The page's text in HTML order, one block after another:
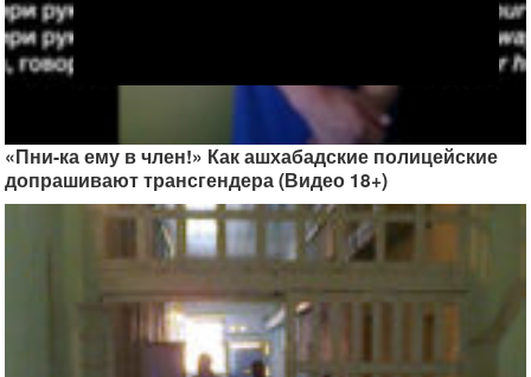
«Пни-ка ему в член!» Как ашхабадские полицейские
допрашивают трансгендера (Видео 18+)